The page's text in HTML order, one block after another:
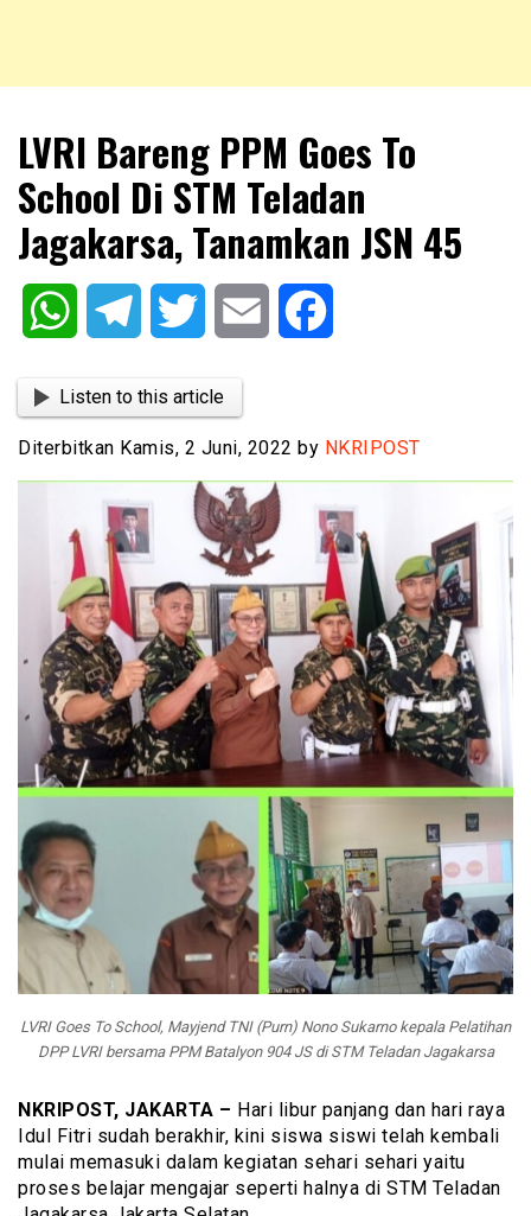
NKRIPOST
LVRI Bareng PPM Goes To
School Di STM Teladan
Jagakarsa, Tanamkan JSN 45
WhatsAppTelegram Twitter Email
Listen to this article
Diterbitkan Kamis, 2 Juni, 2022 by NKRIPOST
LVRI Goes To School, Mayjend TNI (Purn) Nono Sukarno kepala Pelatihan
DPP LVRI bersama PPM Batalyon 904 JS di STM Teladan Jagakarsa
NKRIPOST, JAKARTA – Hari libur panjang dan hari raya
Idul Fitri sudah berakhir, kini siswa siswi telah kembali
mulai memasuki dalam kegiatan sehari sehari yaitu
proses belajar mengajar seperti halnya di STM Teladan